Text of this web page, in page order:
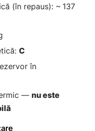
(în repaus): ~ 137
C
în
— nu este